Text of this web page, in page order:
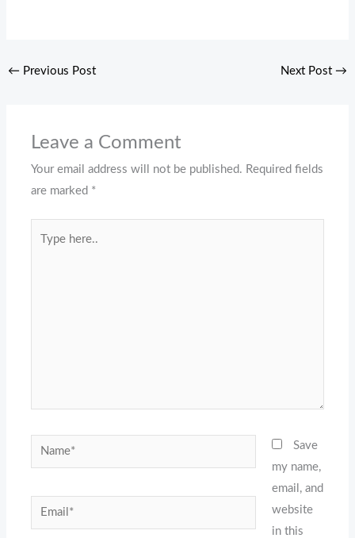
← Previous Post Next Post →
Leave a Comment
Your email address will not be published. Required fields
are marked *
Name*
Email*
Save
my name,
email, and
website
in this